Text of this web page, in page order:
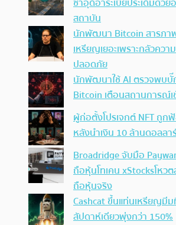
สถาบัน
นักพัฒนา Bitcoin สารภา
เหรียญเยอะเพราะกลัวคว
ปลอดภัย
นักพัฒนาใช้ AI ตรวจพบบั๊
Bitcoin เตือนสถานการณ์เ
ผู้ก่อตั้งโปรเจกต์ NFT ถู
หลังนำเงิน 10 ล้านดอลลา
Broadridge จับมือ
ถือหุ้นโทเคน xStocksโหว
ถือหุ้นจริง
Cashcat ขึ้นแท่นเหรียญมีม
สัปดาห์เดียวพุ่งกว่า 150%